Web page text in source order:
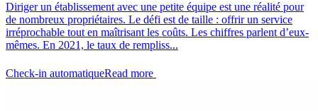
Diriger un établissement avec une petite équipe est une réalité pour
de nombreux propriétaires. Le défi est de taille : offrir un service
irréprochable tout en maîtrisant les coûts. Les chiffres parlent d’eux-
mêmes. En 2021, le taux de rempliss...
Check-in automatiqueRead more